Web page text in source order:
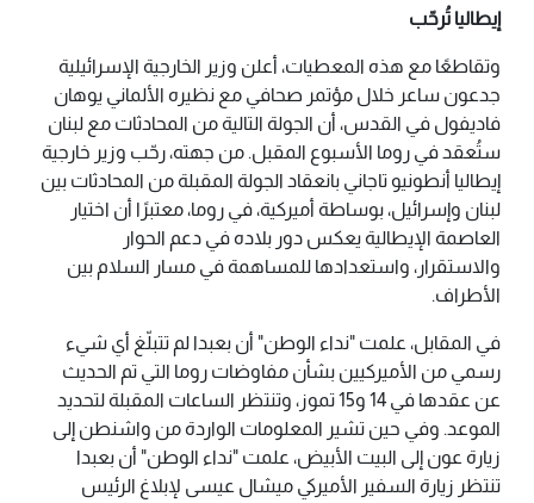
إيطاليا تُرحّب
وتقاطعًا مع هذه المعطيات، أعلن وزير الخارجية الإسرائيلية
جدعون ساعر خلال مؤتمر صحافي مع نظيره الألماني يوهان
فاديفول في القدس، أن الجولة التالية من المحادثات مع لبنان
ستُعقد في روما الأسبوع المقبل. من جهته، رحّب وزير خارجية
إيطاليا أنطونيو تاجاني بانعقاد الجولة المقبلة من المحادثات بين
لبنان وإسرائيل، بوساطة أميركية، في روما، معتبرًا أن اختيار
العاصمة الإيطالية يعكس دور بلاده في دعم الحوار
والاستقرار، واستعدادها للمساهمة في مسار السلام بين
الأطراف.
في المقابل، علمت "نداء الوطن" أن بعبدا لم تتبلّغ أي شيء
رسمي من الأميركيين بشأن مفاوضات روما التي تم الحديث
عن عقدها في 14 و15 تموز، وتنتظر الساعات المقبلة لتحديد
الموعد. وفي حين تشير المعلومات الواردة من واشنطن إلى
زيارة عون إلى البيت الأبيض، علمت "نداء الوطن" أن بعبدا
تنتظر زيارة السفير الأميركي ميشال عيسى لإبلاغ الرئيس